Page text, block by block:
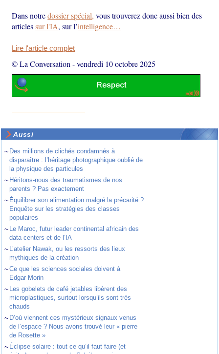
Dans notredossier spécial, vous trouverez donc aussi bien des
articlessur l'IA, sur l’intelligence…
Lire l'article complet
© La Conversation -vendredi 10 octobre 2025
Aussi
~ Des millions de clichés condamnés à
disparaître : l’héritage photographique oublié de
la physique des particules
~ Héritons-nous des traumatismes de nos
parents ? Pas exactement
~ Équilibrer son alimentation malgré la précarité ?
Enquête sur les stratégies des classes
populaires
~ Le Maroc, futur leader continental africain des
data centers et de l’IA
~ L’atelier Nawak, ou les ressorts des lieux
mythiques de la création
~Ce que les sciences sociales doivent à
Edgar Morin
~ Les gobelets de café jetables libèrent des
microplastiques, surtout lorsqu’ils sont très
chauds
~ D’où viennent ces mystérieux signaux venus
de l’espace ? Nous avons trouvé leur « pierre
de Rosette »
~ Éclipse solaire : tout ce qu’il faut faire (et